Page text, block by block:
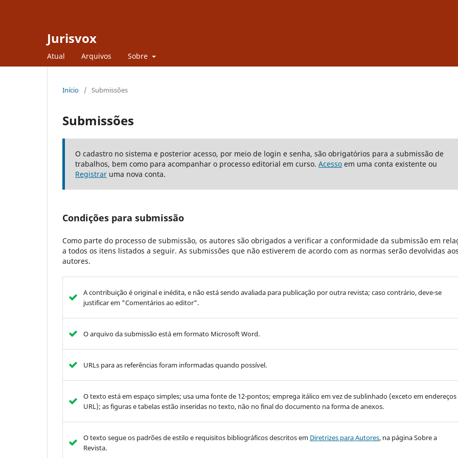
Jurisvox
Atual Arquivos Sobre
Início / Submissões
Submissões
O cadastro no sistema e posterior acesso, por meio de login e senha, são obrigatórios para a submissão de
trabalhos, bem como para acompanhar o processo editorial em curso. Acesso em uma conta existente ou
Registrar uma nova conta.
Condições para submissão
Como parte do processo de submissão, os autores são obrigados a verificar a conformidade da submissão em
a todos os itens listados a seguir. As submissões que não estiverem de acordo com as normas serão devolvidas aos
autores.
A contribuição é original e inédita, e não está sendo avaliada para publicação por outra revista; caso contrário, deve-se
justificar em "Comentários ao editor".
O arquivo da submissão está em formato Microsoft Word.
URLs para as referências foram informadas quando possível.
O texto está em espaço simples; usa uma fonte de 12-pontos; emprega itálico em vez de sublinhado (exceto em endereços
URL); as figuras e tabelas estão inseridas no texto, não no final do documento na forma de anexos.
O texto segue os padrões de estilo e requisitos bibliográficos descritos em Diretrizes para Autores, na página Sobre a
Revista.